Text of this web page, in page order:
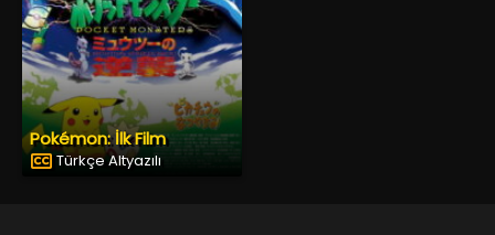
Pokémon: İlk Film
Türkçe Altyazılı